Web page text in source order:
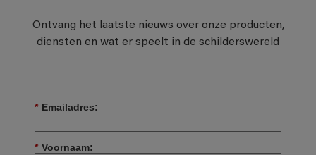
Ontvang het laatste nieuws over onze producten,
diensten en wat er speelt in de schilderswereld